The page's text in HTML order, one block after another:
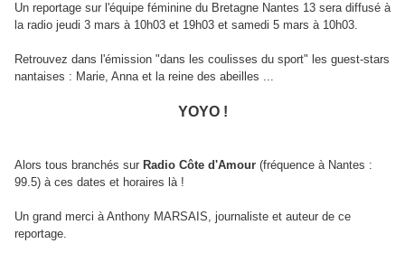
Un reportage sur l'équipe féminine du Bretagne Nantes 13 sera diffusé à
la radio jeudi 3 mars à 10h03 et 19h03 et samedi 5 mars à 10h03.
Retrouvez dans l'émission "dans les coulisses du sport" les guest-stars
nantaises : Marie, Anna et la reine des abeilles ...
YOYO !
Alors tous branchés sur Radio Côte d'Amour (fréquence à Nantes :
99.5) à ces dates et horaires là !
Un grand merci à Anthony MARSAIS, journaliste et auteur de ce
reportage.